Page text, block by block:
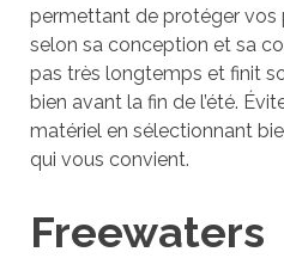
permettant de protéger vos
selon sa conception et sa
pas très longtemps et finit
bien avant la fin de l’été.
matériel en sélectionnant
qui vous convient.
Freewaters